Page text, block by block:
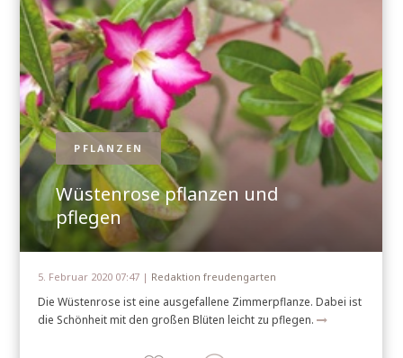
PFLANZEN
Wüstenrose pflanzen und
pflegen
5. Februar 2020 07:47 | Redaktion freudengarten
Die Wüstenrose ist eine ausgefallene Zimmerpflanze. Dabei ist
die Schönheit mit den großen Blüten leicht zu pflegen.